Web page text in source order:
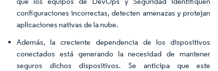
configuraciones incorrectas, detecten amenazas y protejan
aplicaciones nativas de la nube.
Además, la creciente dependencia de los dispositivos
conectados está generando la necesidad de mantener
seguros dichos dispositivos. Se anticipa que este